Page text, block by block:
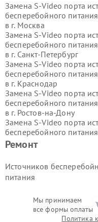
Мы принимаем
все формы оплаты
Ремонт
Источников
питания
Замена S-Video порта
бесперебойного
в г. Москва
Замена S-Video порта
бесперебойного
в г. Санкт-Петербург
Замена S-Video порта
бесперебойного
в г. Краснодар
Замена S-Video порта
бесперебойного
в г. Ростов-на-Дону
Замена S-Video порта
бесперебойного
в г.Нижний Новгород
бесперебойного питания
в г.Новосибирск
Замена S-Video порта
Екатеринбург
Замена S-Video порта
бесперебойногоПолитика